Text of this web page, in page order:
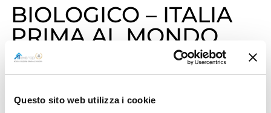
Questo sito web utilizza i cookie
BIOLOGICO – ITALIA
PRIMA AL MONDO
NELLA
TRASFORMAZIONE DI
PRODOTTI BIOLOGICI